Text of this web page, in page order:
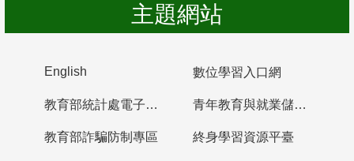
主題網站
English 數位學習入口網
教育部統計處電子書櫃 青年教育與就業儲蓄帳戶
教育部詐騙防制專區 終身學習資源平臺